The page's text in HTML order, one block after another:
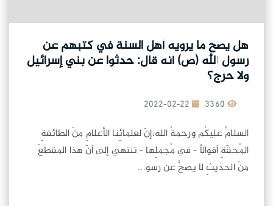
هل يصح ما يرويه أهل السنة في كتبهم عن
رسول الله (ص) أنه قال: حدثوا عن بني إسرائيل
ولا حرج؟
2022-02-22
السلامُ عليكُم ورحمةُ الله،إنّ لعلمائِنا الأعلامِ منَ الطائفةِ
المُحقّةِ أقوالاً - في مُجملِها - تنتهي إلى أنّ هذا المقطعَ
منَ الحديثِ لا يصحُّ عن رسو...